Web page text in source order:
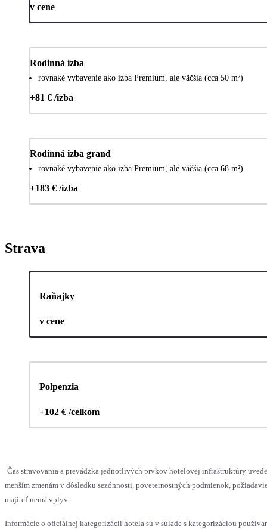
v cene
Rodinná izba
rovnaké vybavenie ako izba Premium, ale väčšia (cca 50 m²)
+81 € /izba
Rodinná izba grand
rovnaké vybavenie ako izba Premium, ale väčšia (cca 68 m²)
+183 € /izba
Strava
Raňajky
v cene
Polpenzia
+102 € /celkom
Čas stravovania a prevádzka jednotlivých prvkov hotelovej infraštruktúry
menším zmenám v dôsledku sezónnosti, poveternostných podmienok,
majiteľ nemá vplyv.
Informácie o oficiálnej kategorizácii hotela sú v súlade s kategorizáciou